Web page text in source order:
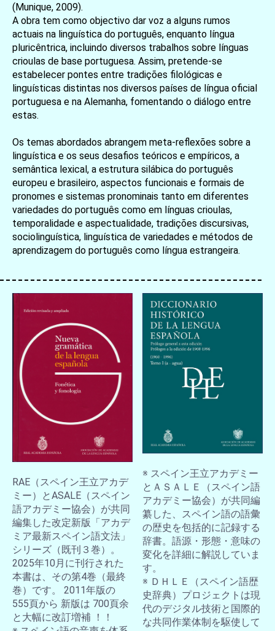
お買い物を続ける カートへ進む
(Munique, 2009).
A obra tem como objectivo dar voz a alguns rumos
actuais na linguística do português, enquanto língua
pluricêntrica, incluindo diversos trabalhos sobre línguas
crioulas de base portuguesa. Assim, pretende-se
estabelecer pontes entre tradições filológicas e
linguísticas distintas nos diversos países de língua oficial
portuguesa e na Alemanha, fomentando o diálogo entre
estas.
Os temas abordados abrangem meta-reflexões sobre a
linguística e os seus desafios teóricos e empíricos, a
semântica lexical, a estrutura silábica do português
europeu e brasileiro, aspectos funcionais e formais de
pronomes e sistemas pronominais tanto em diferentes
variedades do português como em línguas crioulas,
temporalidade e aspectualidade, tradições discursivas,
sociolinguística, linguística de variedades e métodos de
aprendizagem do português como língua estrangeira.
RAE（スペイン王立アカデ
ミー）とASALE（スペイン
語アカデミー協会）が共同
編集した改定新版「アカデ
ミア最新スペイン語文法」
シリーズ（既刊３巻）。
2025年10月に刊行された
本書は、その第4巻（最終
巻）です。 2011年版の
555頁から 新版は 700頁余
と大幅に改訂増補 ！！
※ スペイン王立アカデミー
とＡＳＡＬＥ（スペイン語
アカデミー協会）が共同編
纂した、スペイン語の語彙
の歴史を包括的に記録する
辞書。語源・形態・意味の
変化を詳細に解説していま
す。
※ ＤＨＬＥ（スペイン語歴
史辞典）プロジェクトは現
代のデジタル技術と国際的
な共同作業体制を駆使して